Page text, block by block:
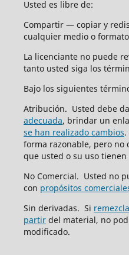
Usted es libre de:
Compartir — copiar y
cualquier medio o formato
La licenciante no puede
tanto usted siga los
Bajo los siguientes
Atribución. Usted debe
adecuada, brindar un
se han realizado cambios
forma razonable, pero no
que usted o su uso
No Comercial. Usted no
con propósitos
Sin derivadas. Si
partirdel material, no
modificado.